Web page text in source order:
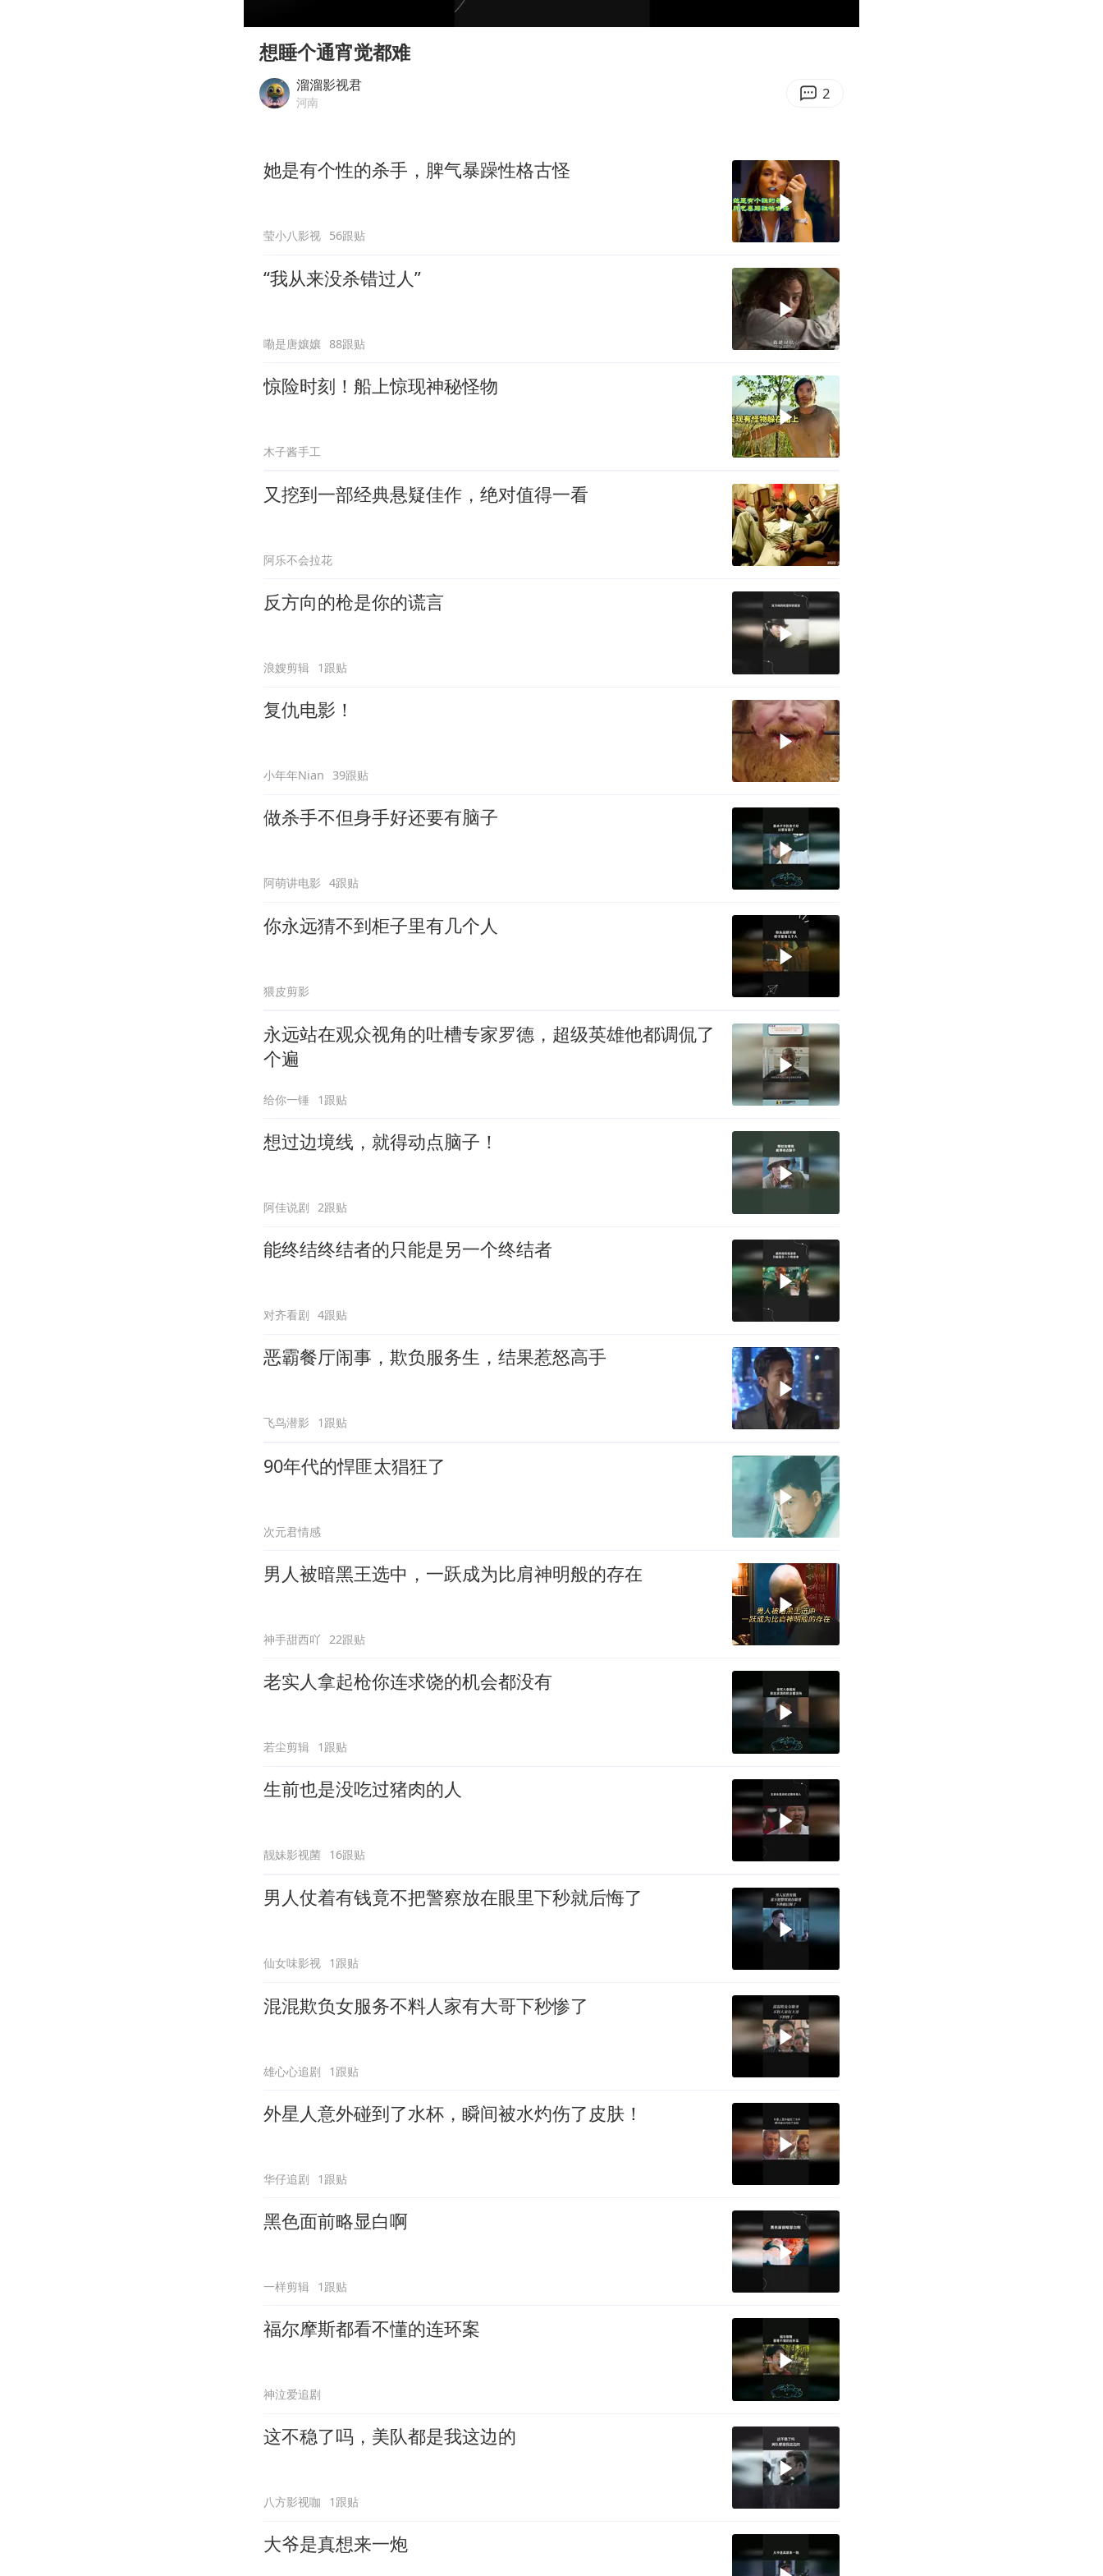
刘浩存百花奖开幕式红裙起舞
女子网购名牌包发现是自己丢的那只
戚薇谈把脸交给AI
想睡个通宵觉都难
溜溜影视君
河南 2
她是有个性的杀手，脾气暴躁性格古怪
莹小八影视 56跟贴
“我从来没杀错过人”
嘞是唐孃孃 88跟贴
惊险时刻！船上惊现神秘怪物
木子酱手工
又挖到一部经典悬疑佳作，绝对值得一看
阿乐不会拉花
反方向的枪是你的谎言
浪嫂剪辑 1跟贴
复仇电影！
小年年Nian 39跟贴
做杀手不但身手好还要有脑子
阿萌讲电影 4跟贴
你永远猜不到柜子里有几个人
猥皮剪影
永远站在观众视角的吐槽专家罗德，超级英雄他都调侃了
个遍
给你一锤 1跟贴
想过边境线，就得动点脑子！
阿佳说剧 2跟贴
能终结终结者的只能是另一个终结者
对齐看剧 4跟贴
恶霸餐厅闹事，欺负服务生，结果惹怒高手
飞鸟潜影 1跟贴
90年代的悍匪太猖狂了
次元君情感
男人被暗黑王选中，一跃成为比肩神明般的存在
神手甜西吖 22跟贴
老实人拿起枪你连求饶的机会都没有
若尘剪辑 1跟贴
生前也是没吃过猪肉的人
靓妹影视菌 16跟贴
男人仗着有钱竟不把警察放在眼里下秒就后悔了
仙女味影视 1跟贴
混混欺负女服务不料人家有大哥下秒惨了
雄心心追剧 1跟贴
外星人意外碰到了水杯，瞬间被水灼伤了皮肤！
华仔追剧 1跟贴
黑色面前略显白啊
一样剪辑 1跟贴
福尔摩斯都看不懂的连环案
神泣爱追剧
这不稳了吗，美队都是我这边的
八方影视咖 1跟贴
大爷是真想来一炮